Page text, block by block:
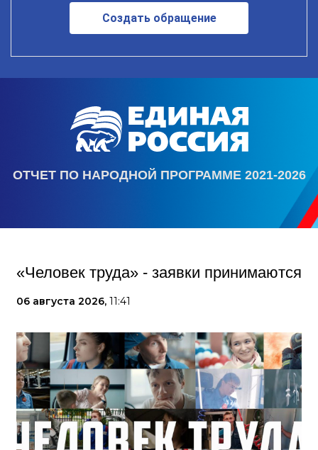
Создать обращение
ОТЧЕТ ПО НАРОДНОЙ ПРОГРАММЕ 2021-2026
«Человек труда» - заявки принимаются
06 августа 2026, 11:41